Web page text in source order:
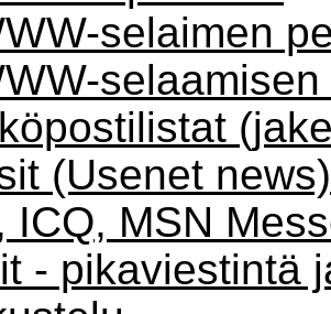
selaimen
(Usenet news)
ICQ, MSN
- pikaviestintä